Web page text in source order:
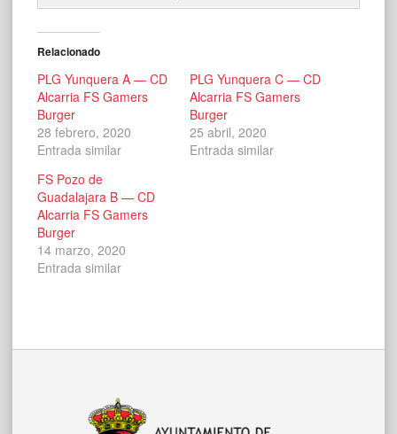
Relacionado
PLG Yunquera A — CD
Alcarria FS Gamers
Burger
28 febrero, 2020
Entrada similar
PLG Yunquera C — CD
Alcarria FS Gamers
Burger
25 abril, 2020
Entrada similar
FS Pozo de
Guadalajara B — CD
Alcarria FS Gamers
Burger
14 marzo, 2020
Entrada similar